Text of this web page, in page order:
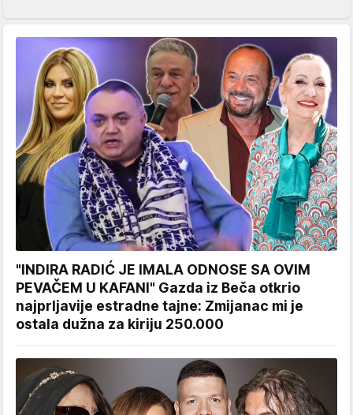
"INDIRA RADIĆ JE IMALA ODNOSE SA OVIM
PEVAČEM U KAFANI" Gazda iz Beča otkrio
najprljavije estradne tajne: Zmijanac mi je
ostala dužna za kiriju 250.000